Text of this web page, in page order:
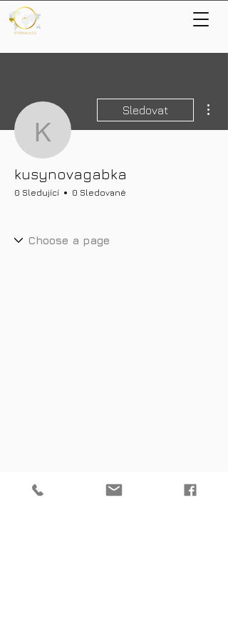
kusynovagabka
Sledovat
kusynovagabka
0 Sledující 0 Sledované